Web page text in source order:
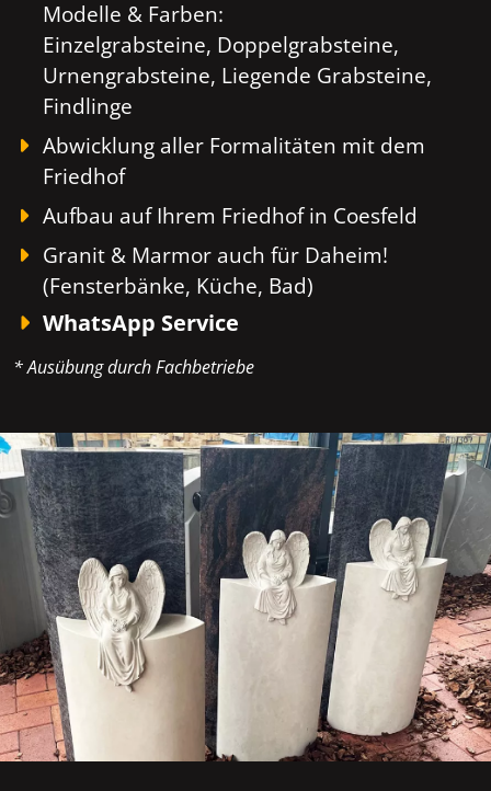
Modelle & Farben:
Einzelgrabsteine, Doppelgrabsteine,
Urnengrabsteine, Liegende Grabsteine,
Findlinge
Abwicklung aller Formalitäten mit dem
Friedhof
Aufbau auf Ihrem Friedhof in Coesfeld
Granit & Marmor auch für Daheim!
(Fensterbänke, Küche, Bad)
WhatsApp Service
* Ausübung durch Fachbetriebe